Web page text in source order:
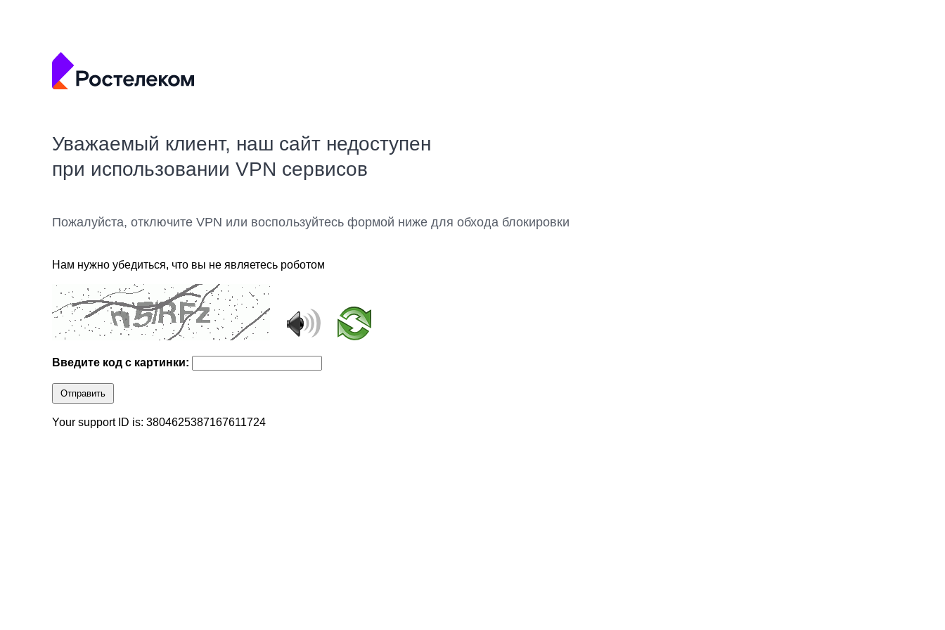
Уважаемый клиент, наш сайт недоступен
при использовании VPN сервисов
Пожалуйста, отключите VPN или воспользуйтесь формой ниже для обхода блокировки
Нам нужно убедиться, что вы не являетесь роботом
Введите код с картинки:
Отправить
Your support ID is: 3804625387167611724